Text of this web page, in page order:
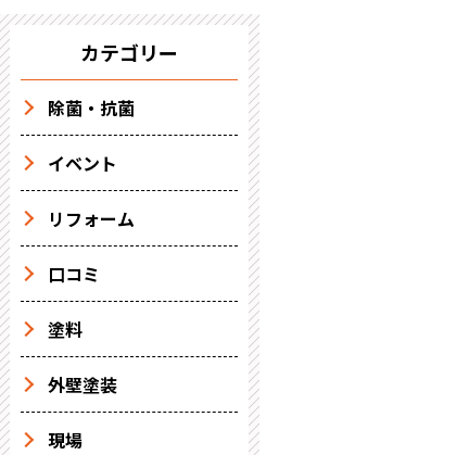
カテゴリー
除菌・抗菌
イベント
リフォーム
口コミ
塗料
外壁塗装
現場